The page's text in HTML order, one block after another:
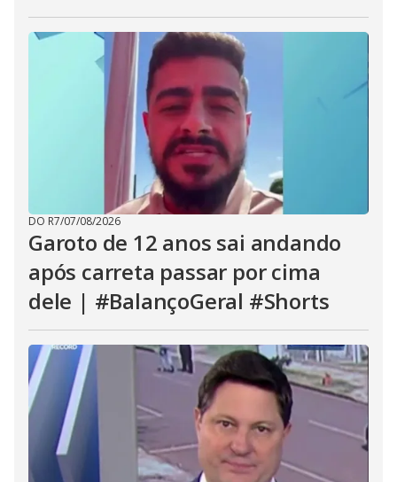
DO R7/07/08/2026
Garoto de 12 anos sai andando
após carreta passar por cima
dele | #BalançoGeral #Shorts